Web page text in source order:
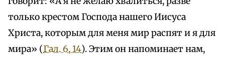
только крестом Господа нашего Иисуса
Христа, которым для меня мир распят и я для
мира» (Гал. 6, 14). Этим он напоминает нам,